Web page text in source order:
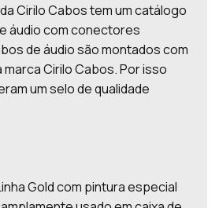
Cirilo Cabos tem um catálogo
áudio com conectores
de áudio são montados com
Cirilo Cabos. Por isso
um selo de qualidade
Gold com pintura especial